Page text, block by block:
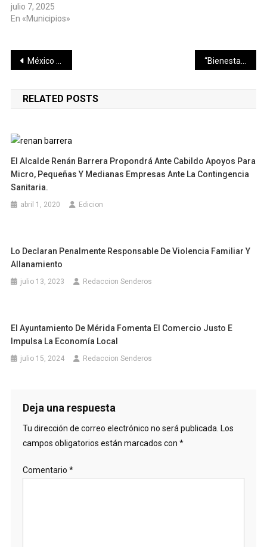
julio 7, 2025
En «Municipios»
Navegación
de
entradas
México moderniza procesos para acelerar innovación farmacéutica y fortalecer su economía: Marcelo Ebrard
RELATED POSTS
El Alcalde Renán Barrera Propondrá Ante Cabildo Apoyos Para
Micro, Pequeñas Y Medianas Empresas Ante La Contingencia
Sanitaria.
abril 1, 2020 Edicion
Lo Declaran Penalmente Responsable De Violencia Familiar Y
Allanamiento
julio 13, 2023 Redaccion Senderos
El Ayuntamiento De Mérida Fomenta El Comercio Justo E
Impulsa La Economía Local
julio 15, 2024 Redaccion Senderos
Deja una respuesta
Tu dirección de correo electrónico no será publicada. Los
campos obligatorios están marcados con *
Comentario *